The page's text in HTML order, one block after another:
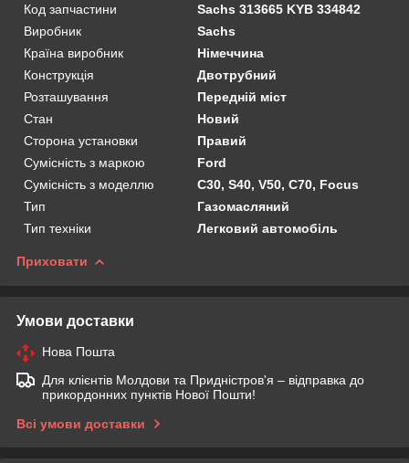
Код запчастини
Sachs 313665 KYB 334842
Виробник
Sachs
Країна виробник
Німеччина
Конструкція
Двотрубний
Розташування
Передній міст
Стан
Новий
Сторона установки
Правий
Сумісність з маркою
Ford
Сумісність з моделлю
C30, S40, V50, C70, Focus
Тип
Газомасляний
Тип техніки
Легковий автомобіль
Приховати
Умови доставки
Нова Пошта
Для клієнтів Молдови та Придністров'я – відправка до
прикордонних пунктів Нової Пошти!
Всі умови доставки